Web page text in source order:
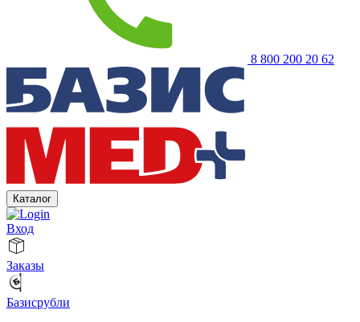
8 800 200 20 62
Каталог
Вход
Заказы
Базисрубли